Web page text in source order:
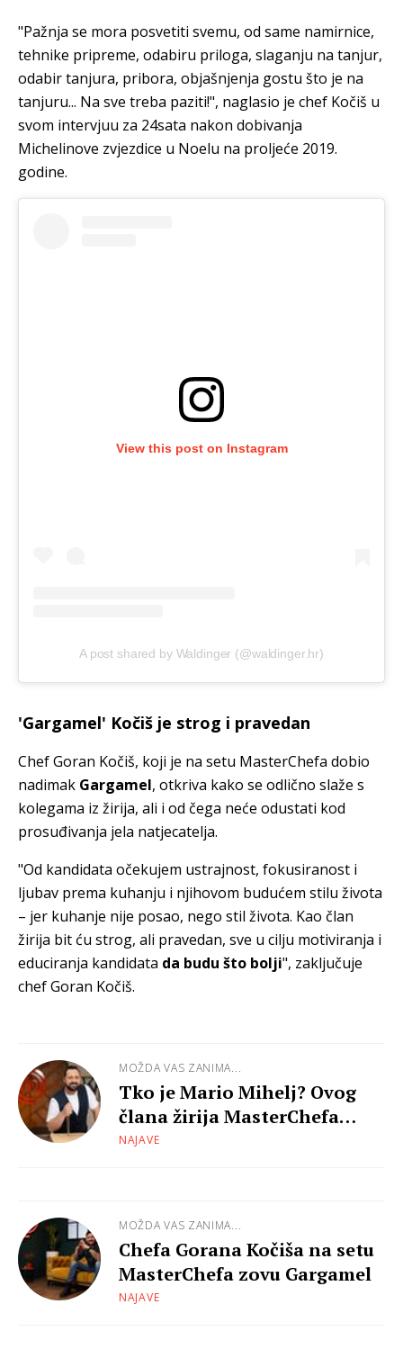
"Pažnja se mora posvetiti svemu, od same namirnice,
tehnike pripreme, odabiru priloga, slaganju na tanjur,
odabir tanjura, pribora, objašnjenja gostu što je na
tanjuru... Na sve treba paziti!", naglasio je chef Kočiš u
svom intervjuu za 24sata nakon dobivanja
Michelinove zvjezdice u Noelu na proljeće 2019.
godine.
View this post on Instagram
A post shared by Waldinger (@waldinger.hr)
'Gargamel' Kočiš je strog i pravedan
Chef Goran Kočiš, koji je na setu MasterChefa dobio
nadimak Gargamel, otkriva kako se odlično slaže s
kolegama iz žirija, ali i od čega neće odustati kod
prosuđivanja jela natjecatelja.
"Od kandidata očekujem ustrajnost, fokusiranost i
ljubav prema kuhanju i njihovom budućem stilu života
– jer kuhanje nije posao, nego stil života. Kao član
žirija bit ću strog, ali pravedan, sve u cilju motiviranja i
educiranja kandidata da budu što bolji", zaključuje
chef Goran Kočiš.
MOŽDA VAS ZANIMA...
Tko je Mario Mihelj? Ovog
člana žirija MasterChefa
zovu - "šaptač steakovima"
NAJAVE
MOŽDA VAS ZANIMA...
Chefa Gorana Kočiša na setu
MasterChefa zovu Gargamel
NAJAVE